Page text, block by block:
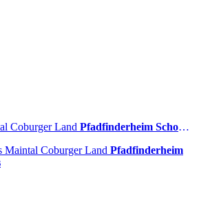
Coburger Land Pfadfinderheim Schorsch-Müller-Haus
Maintal Coburger Land Pfadfinderheim